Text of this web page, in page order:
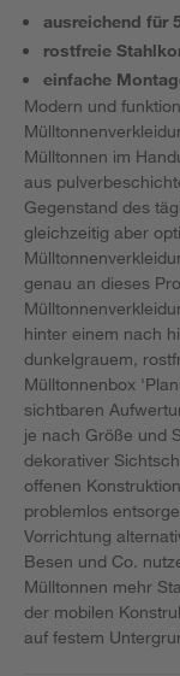
ausreichend für
rostfreie
einfache
Modern und
Mülltonnen im
aus
Gegenstand des
gleichzeitig aber
genau an dieses
hinter einem nach
dunkelgrauem,
Mülltonnenbox
sichtbaren
je nach Größe und
dekorativer
offenen
problemlos
Vorrichtung
Besen und Co.
Mülltonnen mehr
der mobilen
auf festem